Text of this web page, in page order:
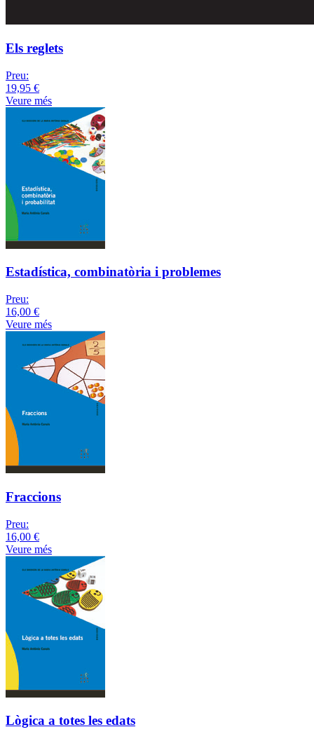
Els reglets
Preu:
19,95 €
Veure més
Estadística, combinatòria i problemes
Preu:
16,00 €
Veure més
Fraccions
Preu:
16,00 €
Veure més
Lògica a totes les edats